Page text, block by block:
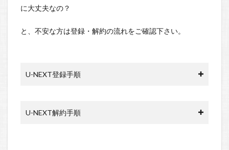
に大丈夫なの？
と、不安な方は登録・解約の流れをご確認下さい。
U-NEXT登録手順
U-NEXT解約手順